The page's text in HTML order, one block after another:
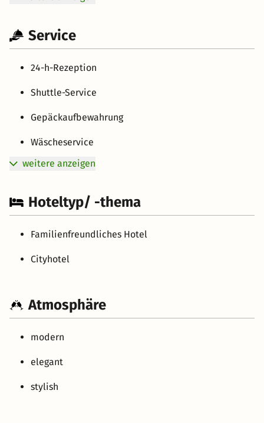
Service
24-h-Rezeption
Shuttle-Service
Gepäckaufbewahrung
Wäscheservice
weitere anzeigen
Hoteltyp/ -thema
Familienfreundliches Hotel
Cityhotel
Atmosphäre
modern
elegant
stylish